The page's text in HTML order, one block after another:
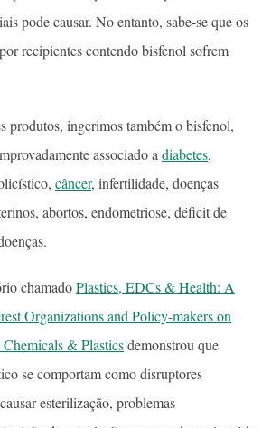
pode causar. No entanto, sabe-se que os
recipientes contendo bisfenol sofrem
produtos, ingerimos também o bisfenol,
associado a diabetes,
câncer, infertilidade, doenças
abortos, endometriose, déficit de
chamadoPlastics, EDCs & Health: A
Organizations and Policy-makers on
& Plasticsdemonstrou que
se comportam como disruptores
esterilização, problemas